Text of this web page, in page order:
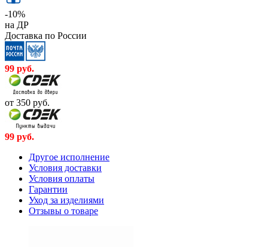
-10%
на ДР
Доставка по России
99 руб.
от 350 руб.
99 руб.
Другое исполнение
Условия доставки
Условия оплаты
Гарантии
Уход за изделиями
Отзывы о товаре